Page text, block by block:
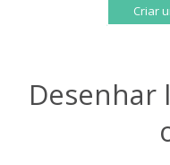
Criar
Desenhar